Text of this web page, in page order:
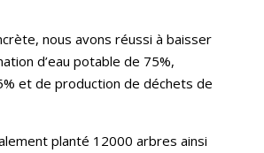
nous avons réussi à baisser
d’eau potable de 75%,
et de production de déchets de
planté 12000 arbres ainsi